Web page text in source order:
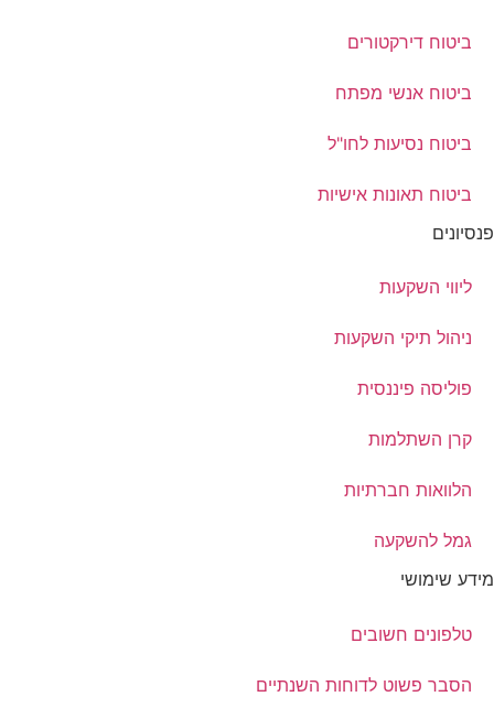
ביטוח דירקטורים
ביטוח אנשי מפתח
ביטוח נסיעות לחו"ל
ביטוח תאונות אישיות
פנסיונים
ליווי השקעות
ניהול תיקי השקעות
פוליסה פיננסית
קרן השתלמות
הלוואות חברתיות
גמל להשקעה
מידע שימושי
טלפונים חשובים
הסבר פשוט לדוחות השנתיים